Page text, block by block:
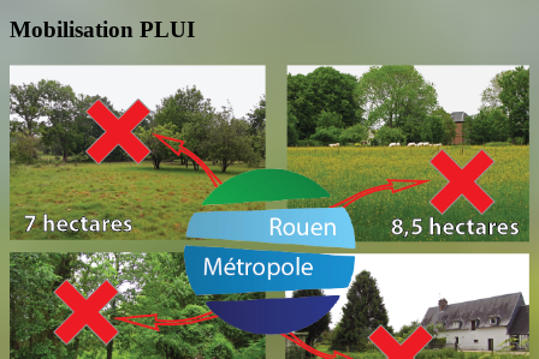
Mobilisation PLUI